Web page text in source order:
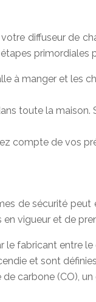
diffuseur de
primordiales
à manger et les
toute la maison.
compte de vos
de sécurité peut
vigueur et de
le fabricant entre
et sont
carbone (CO),